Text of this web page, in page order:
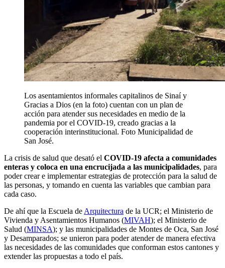
Los asentamientos informales capitalinos de Sinaí y
Gracias a Dios (en la foto) cuentan con un plan de
acción para atender sus necesidades en medio de la
pandemia por el COVID-19, creado gracias a la
cooperación interinstitucional. Foto Municipalidad de
San José.
La crisis de salud que desató el COVID-19 afecta a comunidades
enteras y coloca en una encrucijada a las municipalidades, para
poder crear e implementar estrategias de protección para la salud de
las personas, y tomando en cuenta las variables que cambian para
cada caso.
De ahí que la Escuela de Arquitectura de la UCR; el Ministerio de
Vivienda y Asentamientos Humanos (MIVAH); el Ministerio de
Salud (MINSA); y las municipalidades de Montes de Oca, San José
y Desamparados; se unieron para poder atender de manera efectiva
las necesidades de las comunidades que conforman estos cantones y
extender las propuestas a todo el país.